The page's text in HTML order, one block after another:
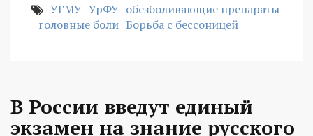
УГМУ УрФУ обезболивающие препараты
головные боли Борьба с бессоницей
В России введут единый
экзамен на знание русского